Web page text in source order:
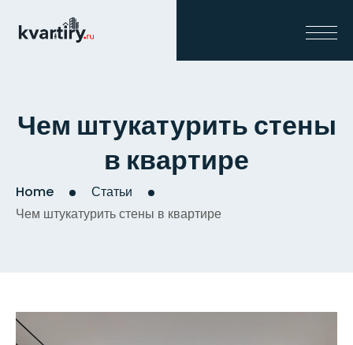
Чем штукатурить стены
в квартире
Home
Статьи
Чем штукатурить стены в квартире